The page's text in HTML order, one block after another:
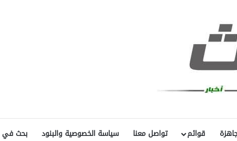
قوائم تواصل معنا سياسة الخصوصية والبنود بحث في